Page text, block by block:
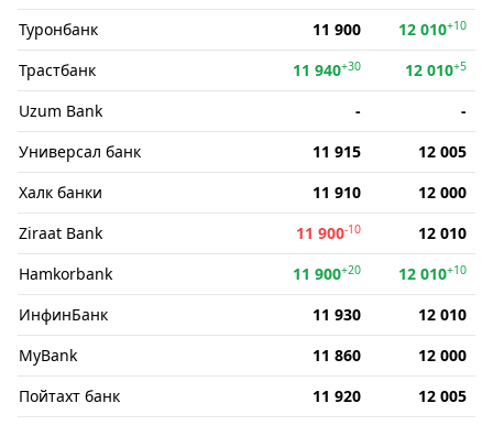
Туронбанк
11 900 12 010+10
Трастбанк 11 940+30 12 010+5
Uzum Bank -
-
Универсал банк
11 915
12 005
Халк банки
11 910
12 000
Ziraat Bank
11 900-10
12 010
Hamkorbank
11 900+20 12 010+10
ИнфинБанк 11 930
12 010
MyBank
11 860
12 000
Пойтахт банк
11 920
12 005